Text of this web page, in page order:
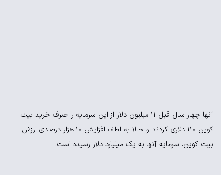
آنها چهار سال قبل 11 میلیون دلار از این سرمایه را صرف خرید بیت
کوین 110 دلاری کردند و حالا به لطف افزایش 10 هزار درصدی ارزش
بیت کوین، سرمایه آنها به یک میلیارد دلار رسیده است.